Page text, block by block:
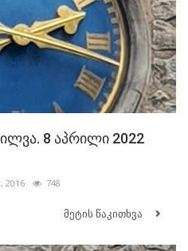
8 აპრილი 2022
2016 748
მეტის წაკითხვა